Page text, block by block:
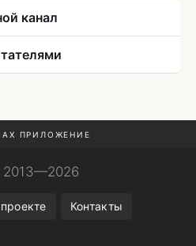
канал
ПРИЛОЖЕНИЕ
2013—2026
Контакты